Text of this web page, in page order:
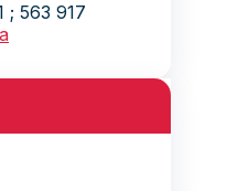
; 563 917